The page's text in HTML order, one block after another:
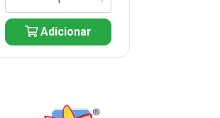
Adicionar